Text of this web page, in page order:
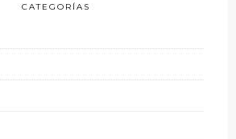
CATEGORÍAS